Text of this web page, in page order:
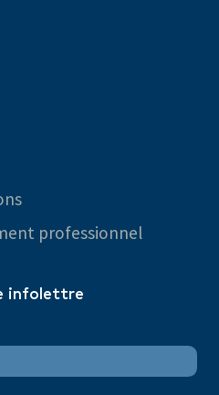
infolettre
professionnel